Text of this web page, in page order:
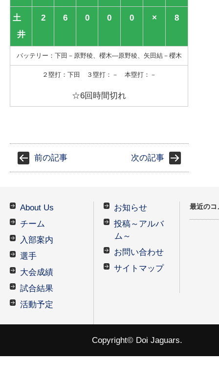
土
井
2 6 0 0 0 × 8
バッテリー：下田－原野稜、櫻木—原野稜、矢田結－櫻木
２塁打：下田 ３塁打：－ 本塁打：－
☆6回時間切れ
前の記事 次の記事
About Us
チーム
入部案内
選手
大会成績
試合結果
活動予定
お知らせ
投稿～アルバ
ム～
お問い合わせ
サイトマップ
最近のコ
Copyright© Doi Jaguars.